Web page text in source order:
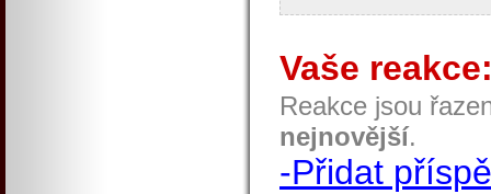
Vaše
Reakce jsou
nejnovější.
-Přidat